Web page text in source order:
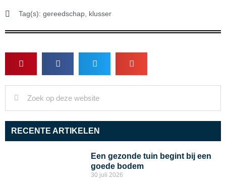
Tag(s): gereedschap, klusser
RECENTE ARTIKELEN
Een gezonde tuin begint bij een
goede bodem
30 juli 2026